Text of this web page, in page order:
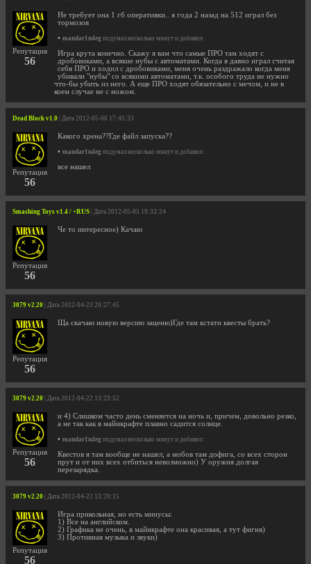
Репутация
56
Не требует она 1 гб оперативки.. я года 2 назад на 512 играл без
тормозов
• mandar1n4eg подумал несколько минут и добавил:
Игра крута конечно. Скажу я вам что самые ПРО там ходят с
дробовиками, а всякие нубы с автоматами. Когда я давно играл считая
себя ПРО и ходил с дробовиками, меня очень раздражало когда меня
убивали "нубы" со всякими автоматами, т.к. особого труда не нужно
что-бы убить из него. А еще ПРО ходят обязательно с мечом, и не в
коем случае не с ножом.
Dead Block v1.0 | Дата 2012-05-06 17:45:33
Репутация
56
Какого хрена??Где файл запуска??
• mandar1n4eg подумал несколько минут и добавил:
все нашел
Smashing Toys v1.4 / +RUS | Дата 2012-05-05 19:33:24
Репутация
56
Че то интересное) Качаю
3079 v2.20 | Дата 2012-04-23 20:27:45
Репутация
56
Ща скачаю новую версию заценю)Где там кстати квесты брать?
3079 v2.20 | Дата 2012-04-22 13:23:52
Репутация
56
и 4) Слишком часто день сменяется на ночь и, причем, довольно резко,
а не так как в майнкрафте плавно садится солнце.
• mandar1n4eg подумал несколько минут и добавил:
Квестов я там вообще не нашел, а мобов там дофига, со всех сторон
прут и от них всех отбиться невозможно) У оружия долгая
перезарядка.
3079 v2.20 | Дата 2012-04-22 13:20:15
Репутация
56
Игра прикольная, но есть минусы:
1) Все на английском.
2) Графика не очень, в майнкрафте она красивая, а тут фигня)
3) Противная музыка и звуки)